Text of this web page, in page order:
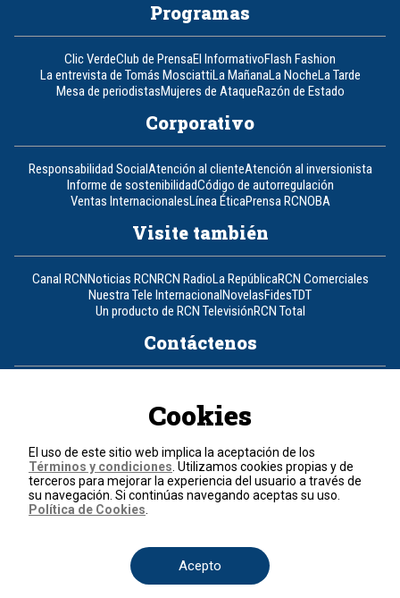
Programas
Clic VerdeClub de PrensaEl InformativoFlash Fashion
La entrevista de Tomás MosciattiLa MañanaLa NocheLa Tarde
Mesa de periodistasMujeres de AtaqueRazón de Estado
Corporativo
Responsabilidad SocialAtención al clienteAtención al inversionista
Informe de sostenibilidadCódigo de autorregulación
Ventas InternacionalesLínea ÉticaPrensa RCNOBA
Visite también
Canal RCNNoticias RCNRCN RadioLa RepúblicaRCN Comerciales
Nuestra Tele InternacionalNovelasFidesTDT
Un producto de RCN TelevisiónRCN Total
Contáctenos
Política de cookies
Términos y condiciones
© 2026, RCN Medios.
Todos los derechos reservados.
Cookies
El uso de este sitio web implica la aceptación de los
Términos y condiciones . Utilizamos cookies propias y de
terceros para mejorar la experiencia del usuario a través de
su navegación. Si continúas navegando aceptas su uso.
Política de Cookies
Acepto